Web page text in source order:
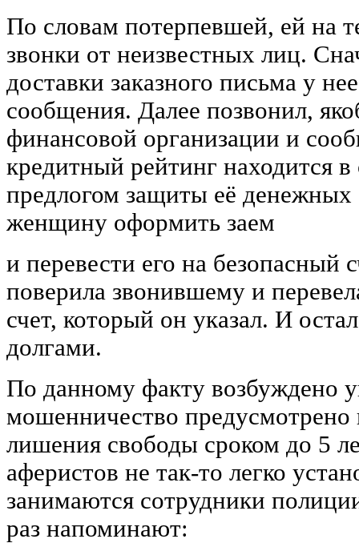
По словам потерпевшей, ей на
звонки от неизвестных лиц.
доставки заказного письма у
сообщения. Далее позвонил,
финансовой организации и
кредитный рейтинг находится
предлогом защиты её денежных
женщину оформить заем
и перевести его на безопасный
поверила звонившему и
счет, который он указал. И
долгами.
По данному факту возбуждено
мошенничество предусмотрено
лишения свободы сроком до 5
аферистов не так-то легко
занимаются сотрудники
раз напоминают: